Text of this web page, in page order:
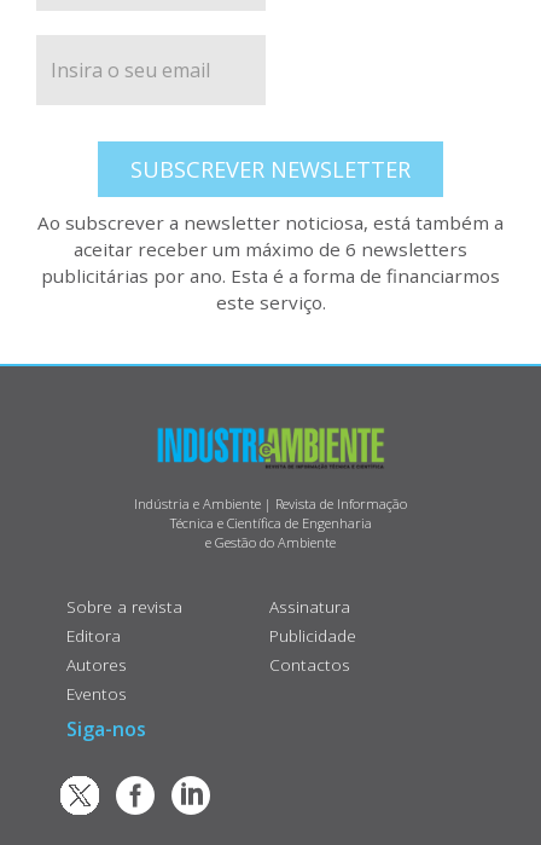
SUBSCREVER NEWSLETTER
Ao subscrever a newsletter noticiosa, está também a
aceitar receber um máximo de 6 newsletters
publicitárias por ano. Esta é a forma de financiarmos
este serviço.
Indústria e Ambiente | Revista de Informação
Técnica e Científica de Engenharia
e Gestão do Ambiente
Sobre a revista
Editora
Autores
Eventos
Assinatura
Publicidade
Contactos
Siga-nos